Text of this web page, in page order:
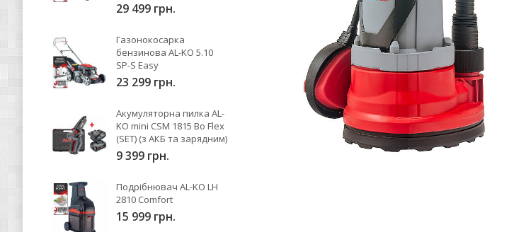
29 499 грн.
Газонокосарка
бензинова AL-KO 5.10
SP-S Easy
23 299 грн.
Акумуляторна пилка AL-
KO mini CSM 1815 Bo Flex
(SET) (з АКБ та зарядним)
9 399 грн.
Подрібнювач AL-KO LH
2810 Comfort
15 999 грн.